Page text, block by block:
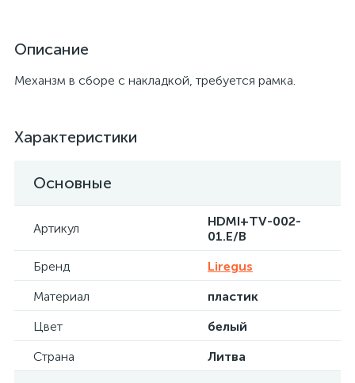
Описание
Механзм в сборе с накладкой, требуется рамка.
Характеристики
Основные
Артикул
HDMI+TV-002-
01.E/B
Бренд
Liregus
Материал
пластик
Цвет
белый
Страна
Литва